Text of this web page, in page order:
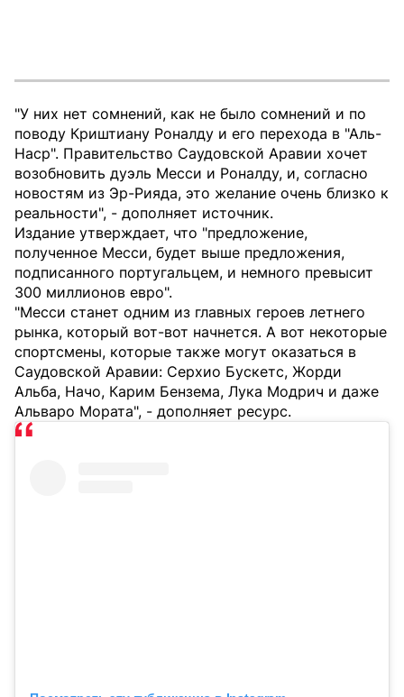
"У них нет сомнений, как не было сомнений и по
поводу Криштиану Роналду и его перехода в "Аль-
Наср". Правительство Саудовской Аравии хочет
возобновить дуэль Месси и Роналду, и, согласно
новостям из Эр-Рияда, это желание очень близко к
реальности", - дополняет источник.
Издание утверждает, что "предложение,
полученное Месси, будет выше предложения,
подписанного португальцем, и немного превысит
300 миллионов евро".
"Месси станет одним из главных героев летнего
рынка, который вот-вот начнется. А вот некоторые
спортсмены, которые также могут оказаться в
Саудовской Аравии: Серхио Бускетс, Жорди
Альба, Начо, Карим Бензема, Лука Модрич и даже
Альваро Мората", - дополняет ресурс.